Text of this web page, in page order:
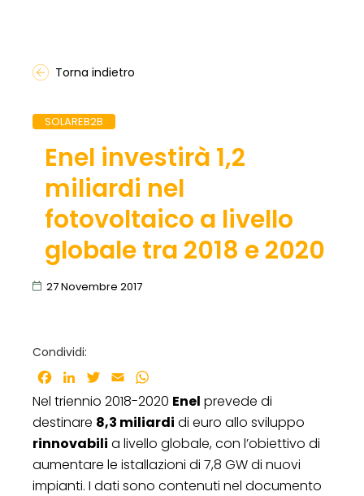
Torna indietro
SOLAREB2B
Enel investirà 1,2
miliardi nel
fotovoltaico a livello
globale tra 2018 e 2020
27 Novembre 2017
Condividi:
Facebook
LinkedInTwitter
Email
Nel triennio 2018-2020 Enel prevede di
destinare 8,3 miliardi di euro allo sviluppo
rinnovabili a livello globale, con l’obiettivo di
aumentare le istallazioni di 7,8 GW di nuovi
impianti. I dati sono contenuti nel documento